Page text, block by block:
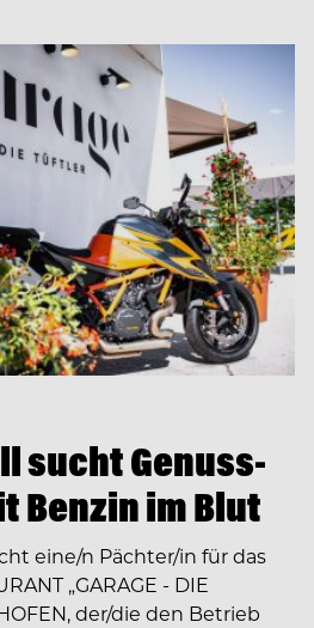
sucht Genuss-
Benzin im Blut
eine/n Pächter/in für das
„GARAGE - DIE
der/die den Betrieb